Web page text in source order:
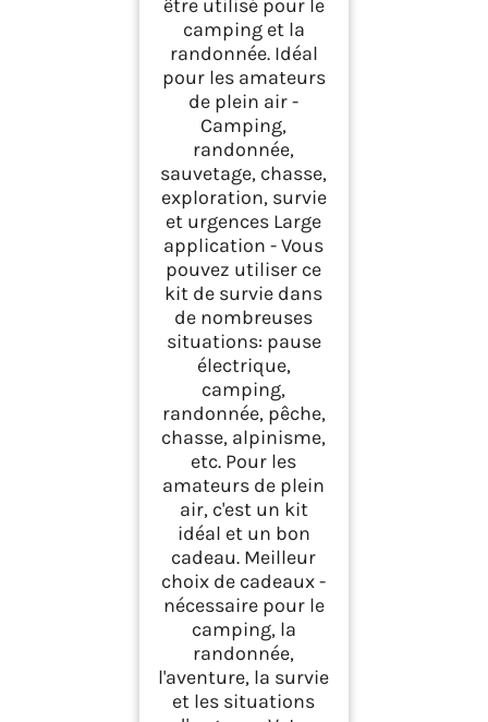
être utilisé pour le
camping et la
randonnée. Idéal
pour les amateurs
de plein air -
Camping,
randonnée,
sauvetage, chasse,
exploration, survie
et urgences Large
application - Vous
pouvez utiliser ce
kit de survie dans
de nombreuses
situations: pause
électrique,
camping,
randonnée, pêche,
chasse, alpinisme,
etc. Pour les
amateurs de plein
air, c'est un kit
idéal et un bon
cadeau. Meilleur
choix de cadeaux -
nécessaire pour le
camping, la
randonnée,
l'aventure, la survie
et les situations